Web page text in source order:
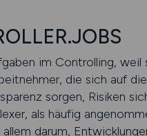
im Controlling, weil
die sich auf
sorgen, Risiken
als häufig
darum,